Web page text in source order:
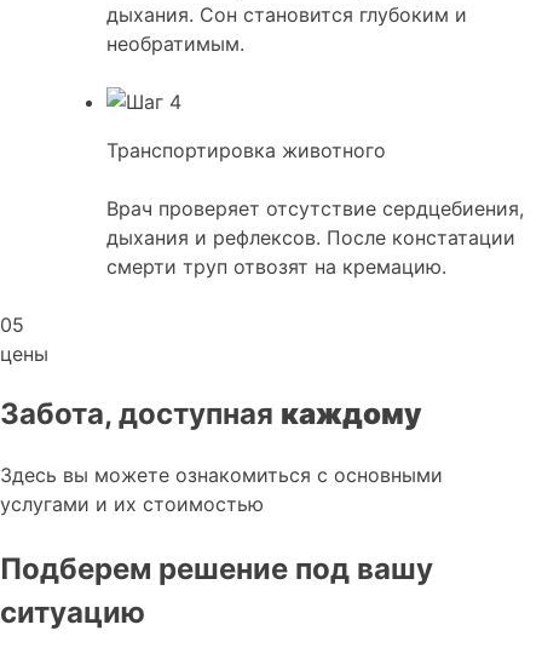
дыхания. Сон становится глубоким и
необратимым.
Транспортировка животного
Врач проверяет отсутствие сердцебиения,
дыхания и рефлексов. После констатации
смерти труп отвозят на кремацию.
05
цены
Забота, доступная каждому
Здесь вы можете ознакомиться с основными
услугами и их стоимостью
Подберем решение под вашу
ситуацию